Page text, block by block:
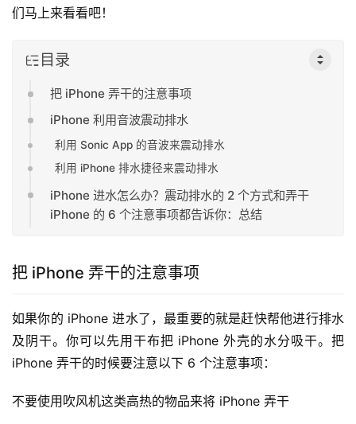
们马上来看看吧！
目录
把 iPhone 弄干的注意事项
iPhone 利用音波震动排水
利用 Sonic App 的音波来震动排水
利用 iPhone 排水捷径来震动排水
iPhone 进水怎么办？震动排水的 2 个方式和弄干
iPhone 的 6 个注意事项都告诉你：总结
把 iPhone 弄干的注意事项
如果你的 iPhone 进水了，最重要的就是赶快帮他进行排水
及阴干。你可以先用干布把 iPhone 外壳的水分吸干。把
iPhone 弄干的时候要注意以下 6 个注意事项：
不要使用吹风机这类高热的物品来将 iPhone 弄干